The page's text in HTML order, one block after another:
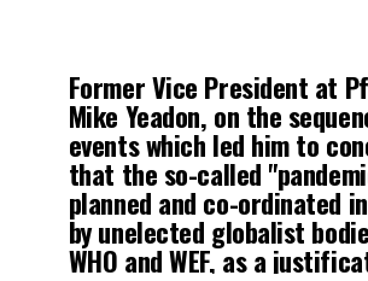
Former Vice President at
Mike Yeadon, on the
events which led him to
that the so-called
planned and co-ordinated
by unelected globalist
WHO and WEF, as a